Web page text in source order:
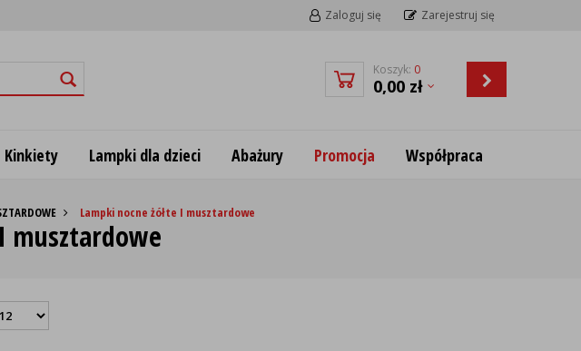
Zaloguj się Zarejestruj się
Koszyk: 0
0,00 zł
Kinkiety Lampki dla dzieci Abażury Promocja Współpraca
Lampki nocne żółte I musztardowe
musztardowe